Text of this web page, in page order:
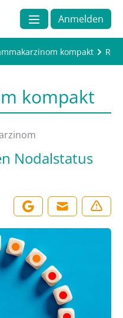
Anmelden
kompakt
kompakt
Nodalstatus